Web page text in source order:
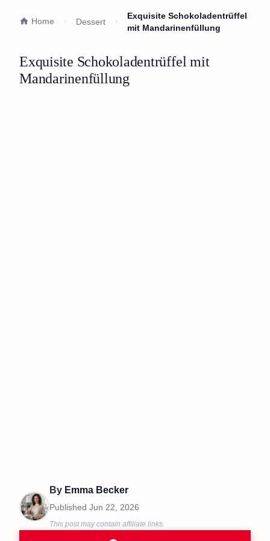
Home Dessert
Exquisite Schokoladentrüffel
mit Mandarinenfüllung
Exquisite Schokoladentrüffel mit
Mandarinenfüllung
By Emma Becker
Published Jun 22, 2026
This post may contain affiliate links.